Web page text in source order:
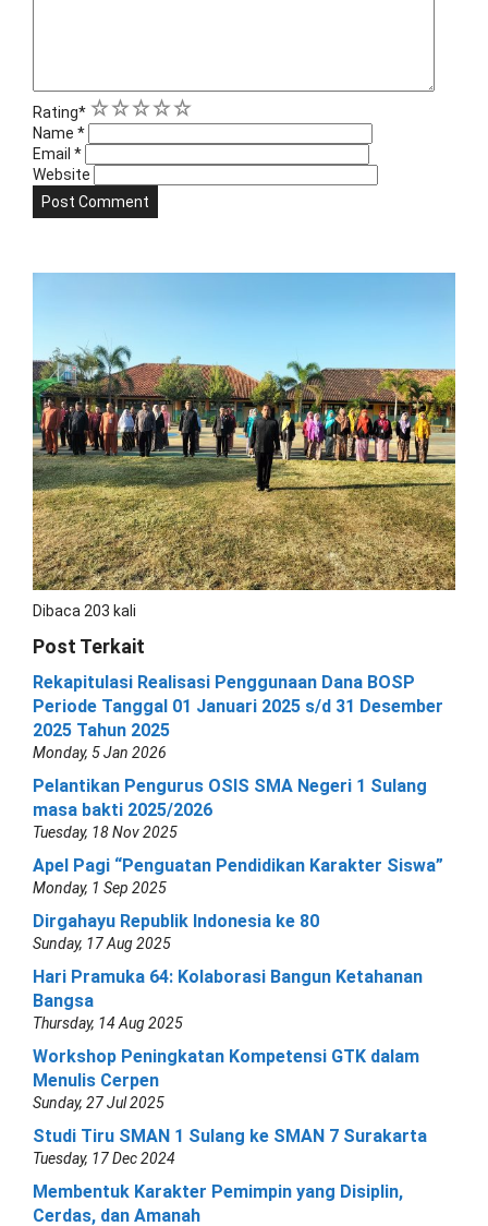
Rating* 5
4
3
2
1
Name *
Email *
Website
Dibaca 203 kali
Post Terkait
Rekapitulasi Realisasi Penggunaan Dana BOSP
Periode Tanggal 01 Januari 2025 s/d 31 Desember
2025 Tahun 2025
Monday, 5 Jan 2026
Pelantikan Pengurus OSIS SMA Negeri 1 Sulang
masa bakti 2025/2026
Tuesday, 18 Nov 2025
Apel Pagi “Penguatan Pendidikan Karakter Siswa”
Monday, 1 Sep 2025
Dirgahayu Republik Indonesia ke 80
Sunday, 17 Aug 2025
Hari Pramuka 64: Kolaborasi Bangun Ketahanan
Bangsa
Thursday, 14 Aug 2025
Workshop Peningkatan Kompetensi GTK dalam
Menulis Cerpen
Sunday, 27 Jul 2025
Studi Tiru SMAN 1 Sulang ke SMAN 7 Surakarta
Tuesday, 17 Dec 2024
Membentuk Karakter Pemimpin yang Disiplin,
Cerdas, dan Amanah